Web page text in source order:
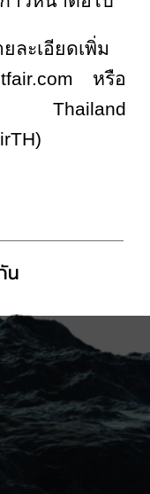
ละเอียดเพิ่ม
หรือ
Thailand
น